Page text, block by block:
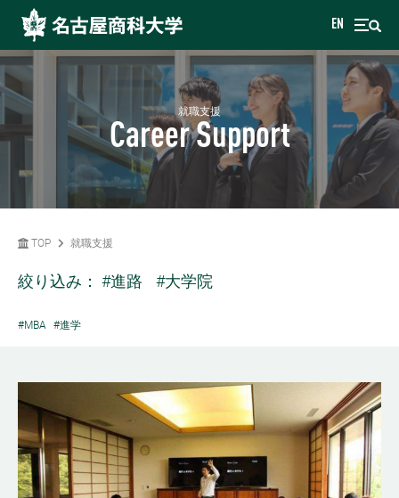
EN
就職支援
Career Support
TOP 就職支援
絞り込み： #進路 #大学院
#MBA #進学